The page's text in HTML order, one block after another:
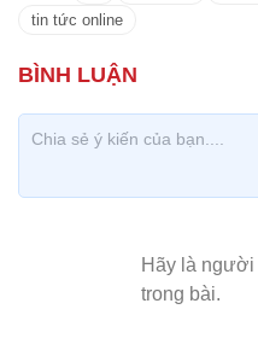
tin tức online